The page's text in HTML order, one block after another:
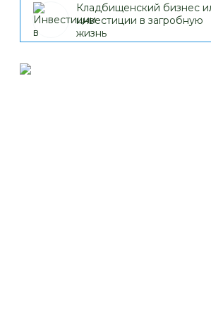
Кладбищенский бизнес
инвестиции в загробную
жизнь